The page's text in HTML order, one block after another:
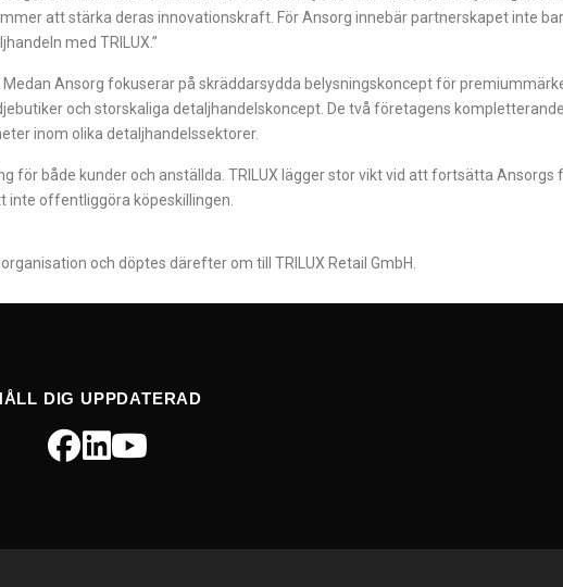
att stärka deras innovationskraft. För Ansorg innebär partnerskapet inte
med TRILUX.”
Ansorg fokuserar på skräddarsydda belysningskoncept för
och storskaliga detaljhandelskoncept. De två företagens
inom olika detaljhandelssektorer.
både kunder och anställda. TRILUX lägger stor vikt vid att fortsätta Ansorgs
inte offentliggöra köpeskillingen.
och döptes därefter om till TRILUX Retail GmbH.
DIG UPPDATERAD